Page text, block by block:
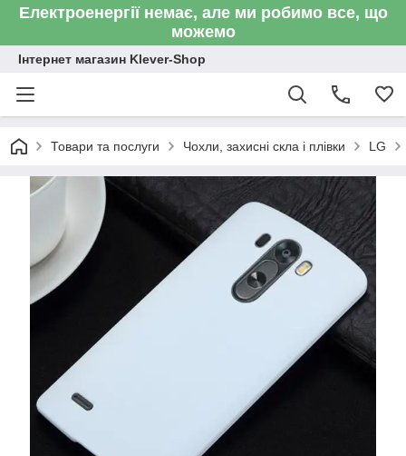
Електроенергії немає, але ми робимо все, що
можемо
Інтернет магазин Klever-Shop
Товари та послуги Чохли, захисні скла і плівки LG